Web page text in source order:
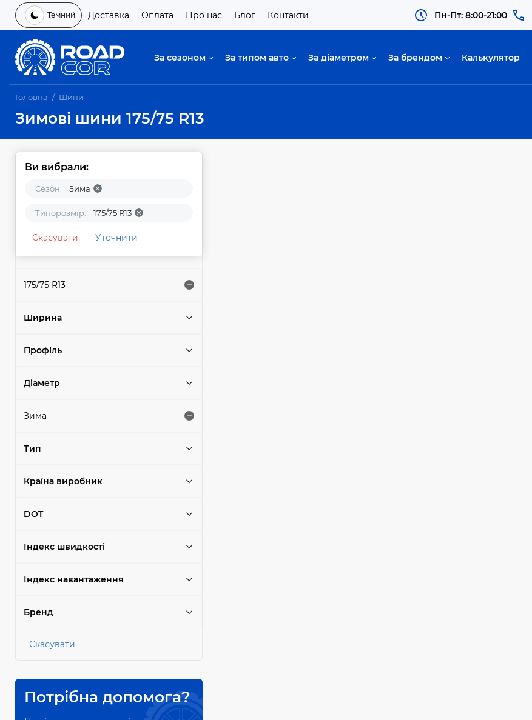
Темний Доставка Оплата Про нас Блог Контакти Пн-Пт: 8:00-21:00
За сезоном За типом авто За діаметром За брендом Калькулятор
Головна Шини
Зимові шини 175/75 R13
Ви вибрали:
Сезон: Зима
Типорозмір: 175/75 R13
Скасувати Уточнити
175/75 R13
Ширина
Профіль
Діаметр
Зима
Тип
Країна виробник
DOT
Індекс швидкості
Індекс навантаження
Бренд
Скасувати
Потрібна допомога?